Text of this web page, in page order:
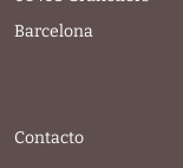
Barcelona
Contacto